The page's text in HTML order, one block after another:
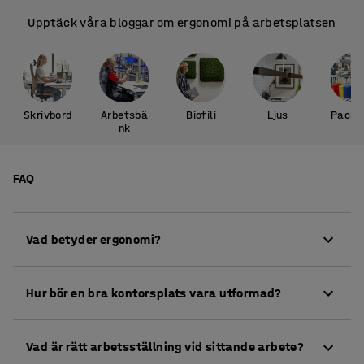
Upptäck våra bloggar om ergonomi på arbetsplatsen
Skrivbord
Arbetsbä
nk
Biofili Ljus
FAQ
Vad betyder ergonomi?
funktioner under arbete och anpassning av
Hur bör en bra kontorsplats vara utformad?
sänkbart skrivbord kan kontorsplatsen anpassas
Vad är rätt arbetsställning vid sittande arbete?